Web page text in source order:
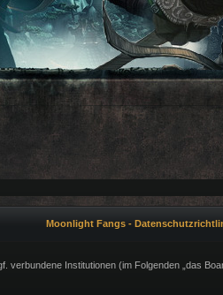
Moonlight Fangs -
verbundene Institutionen (im Folgenden „das